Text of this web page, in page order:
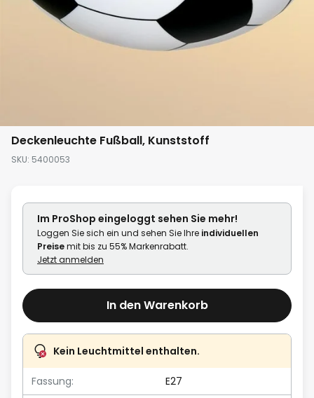
Zum
springen
Deckenleuchte Fußball, Kunststoff
SKU 5400053
Im ProShop eingeloggt sehen Sie mehr!
Loggen Sie sich ein und sehen Sie Ihre individuellen
Preisemit bis zu 55% Markenrabatt.
Jetzt anmelden
In den Warenkorb
Kein Leuchtmittel enthalten.
Fassung:
E27